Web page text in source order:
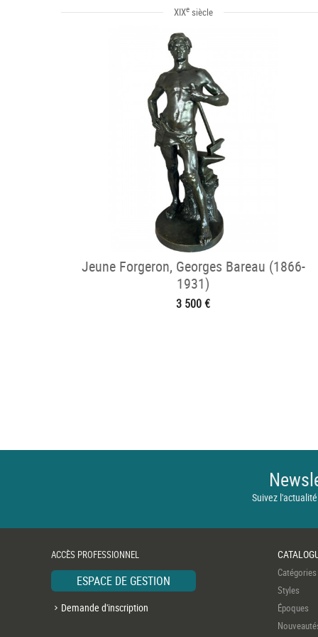
XIXesiècle
Jeune Forgeron, Georges Bareau (1866-
1931)
3 500 €
Suivez
ACCÈS PROFESSIONNEL
ESPACE DE GESTION
Demande d'inscription
Catégories
Styles
Époques